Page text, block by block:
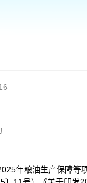
年粮油生产保障